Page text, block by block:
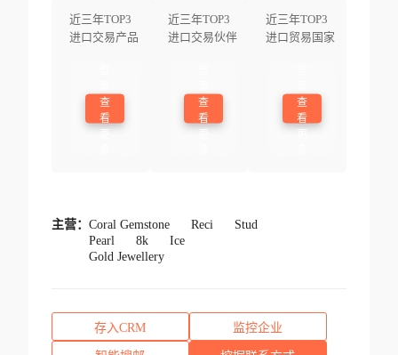
近三年TOP3
进口交易产品
查
看
近三年TOP3
进口交易伙伴
查
看
近三年TOP3
进口贸易国家
查
看
主营： Coral Gemstone Reci
Stud
Pearl
8k
Ice
Gold Jewellery
存入CRM 监控企业